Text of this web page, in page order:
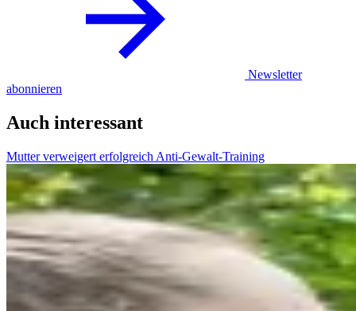
Newsletter
abonnieren
Auch interessant
Mutter verweigert erfolgreich Anti-Gewalt-Training